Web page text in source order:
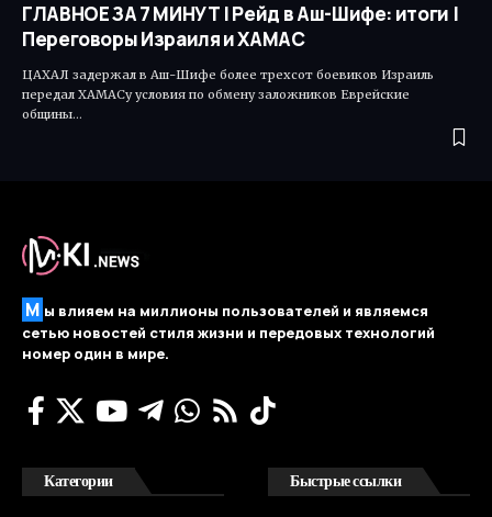
ГЛАВНОЕ ЗА 7 МИНУТ | Рейд в Аш-Шифе: итоги |
Переговоры Израиля и ХАМАС
ЦАХАЛ задержал в Аш-Шифе более трехсот боевиков Израиль
передал ХАМАСу условия по обмену заложников Еврейские
общины…
М ы влияем на миллионы пользователей и являемся
сетью новостей стиля жизни и передовых технологий
номер один в мире.
Категории Быстрые ссылки